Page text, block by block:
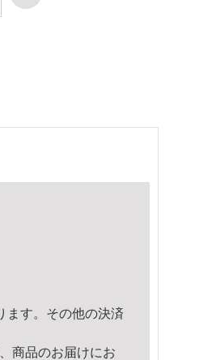
ます。その他の決済
商品のお届けにお